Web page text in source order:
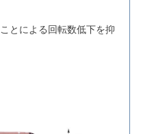
とによる回転数低下を抑